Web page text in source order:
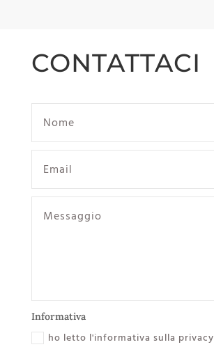
CONTATTACI
Informativa
ho letto l'informativa sulla privacy